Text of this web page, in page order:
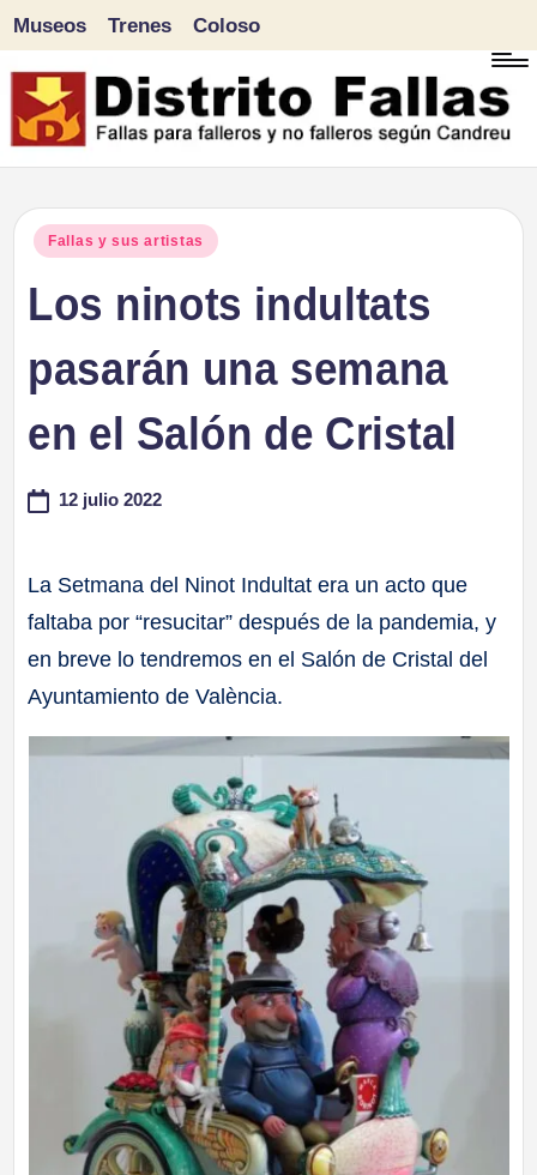
Saltar
al
Museos Trenes Coloso
Publicado
Fallas y sus artistas
Los ninots indultats
pasarán una semana
en el Salón de Cristal
12 julio 2022
La Setmana del Ninot Indultat era un acto que
faltaba por “resucitar” después de la pandemia, y
en breve lo tendremos en el Salón de Cristal del
Ayuntamiento de València.